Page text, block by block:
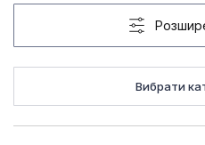
Вибрати